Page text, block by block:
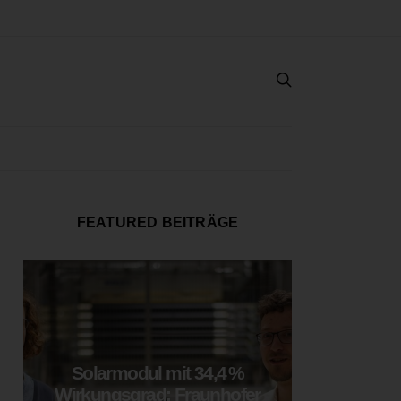
FEATURED BEITRÄGE
Solarmodul mit 34,4 %
Wirkungsgrad: Fraunhofer